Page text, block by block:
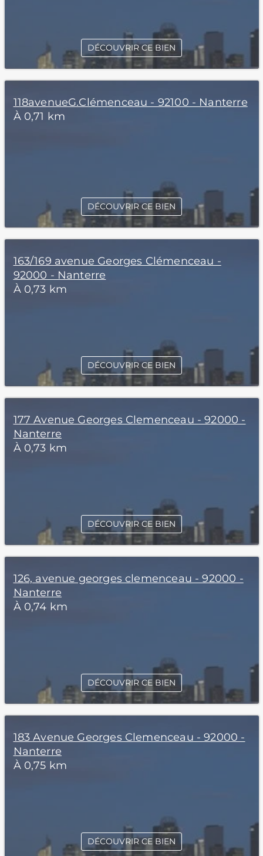
DÉCOUVRIR CE BIEN
118avenueG.Clémenceau - 92100 - Nanterre
À 0,71 km
DÉCOUVRIR CE BIEN
163/169 avenue Georges Clémenceau -
92000 - Nanterre
À 0,73 km
DÉCOUVRIR CE BIEN
177 Avenue Georges Clemenceau - 92000 -
Nanterre
À 0,73 km
DÉCOUVRIR CE BIEN
126, avenue georges clemenceau - 92000 -
Nanterre
À 0,74 km
DÉCOUVRIR CE BIEN
183 Avenue Georges Clemenceau - 92000 -
Nanterre
À 0,75 km
DÉCOUVRIR CE BIEN